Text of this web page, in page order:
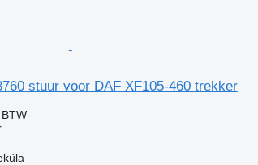
stuur voor DAF XF105-460 trekker